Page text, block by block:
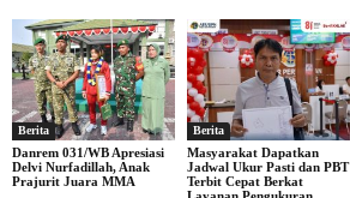
Berita
Danrem 031/WB Apresiasi
Delvi Nurfadillah, Anak
Prajurit Juara MMA
Berita
Masyarakat Dapatkan
Jadwal Ukur Pasti dan PBT
Terbit Cepat Berkat